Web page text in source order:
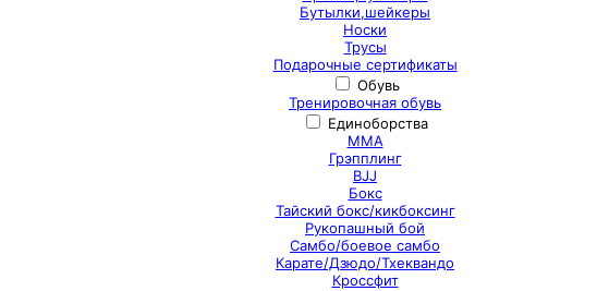
Бутылки,шейкеры
Носки
Трусы
Подарочные сертификаты
Обувь
Тренировочная обувь
Единоборства
ММА
Грэпплинг
BJJ
Бокс
Тайский бокс/кикбоксинг
Рукопашный бой
Самбо/боевое самбо
Карате/Дзюдо/Тхеквандо
Кроссфит